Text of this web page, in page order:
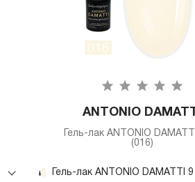
ANTONIO DAMATTI
Гель-лак ANTONIO
(016)